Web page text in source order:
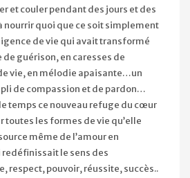
et couler pendant des jours et des
nourrir quoi que ce soit simplement
de vie qui avait transformé
guérison, en caresses de
vie, en mélodie apaisante…un
de compassion et de pardon…
temps ce nouveau refuge du cœur
toutes les formes de vie qu’elle
même de l’amour en
le sens des
respect, pouvoir, réussite, succès..